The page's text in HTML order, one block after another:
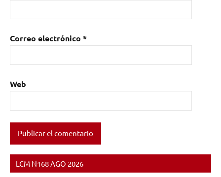
Correo electrónico *
Web
LCM N168 AGO 2026